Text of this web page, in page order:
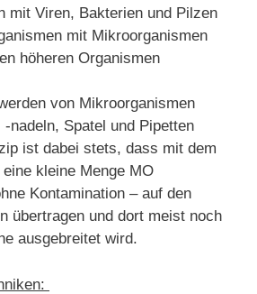
mit Viren, Bakterien und Pilzen
mit Mikroorganismen
höheren Organismen
von Mikroorganismen
nadeln, Spatel und Pipetten
ist dabei stets, dass mit dem
kleine Menge MO
Kontamination – auf den
übertragen und dort meist noch
ausgebreitet wird.